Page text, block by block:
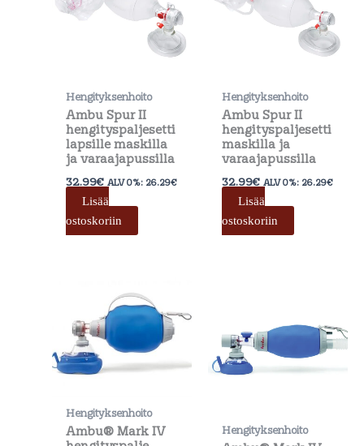
Hengityksenhoito
Ambu Spur II
hengityspaljesetti
lapsille maskilla
ja varaajapussilla
32.99€ ALV 0%: 26.29€
Lisää
ostoskoriin
Hengityksenhoito
Ambu Spur II
hengityspaljesetti
maskilla ja
varaajapussilla
32.99€ ALV 0%: 26.29€
Lisää
ostoskoriin
Hengityksenhoito
Ambu® Mark IV
Hengityksenhoito